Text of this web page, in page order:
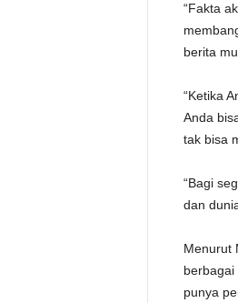
“Fakta
berita
“Ketika
Anda
tak bisa
“Bagi
dan
Menurut
punya